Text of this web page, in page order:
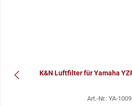
K&N Luftfilter für Yamaha
Art.-Nr.: YA-1009